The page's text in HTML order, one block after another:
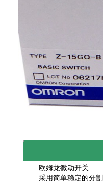
欧姆龙微动开关
采用简单稳定的分